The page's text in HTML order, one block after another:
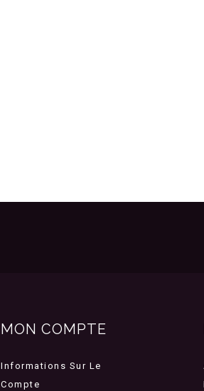
MON COMPTE
Informations Sur Le
Compte